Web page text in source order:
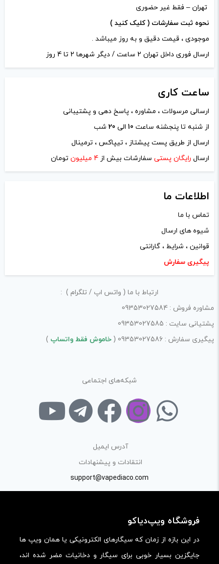
تهران – فقط غیر حضوری
نحوه ثبت سفارشات ( کلیک کنید )
موجودی ، قیمت دقیق و به روز میباشد .
ارسال فوری داخل تهران 2 ساعت / دیگر شهرها 2 تا 4 روز
ساعت کاری
ارسالی مرسولات ، مشاوره ، پاسخ دهی و پشتیبانی
از شنبه تا پنجشنه ساعت 10 الی 20 شب
ارسال از طریق پست پیشتاز ، تیپاکس ، ترمینال
ارسال رایگان پستی سفارشات بیش از 4 میلیون تومان
اطلاعات ما
تماس با ما
شیوه های ارسال
قوانین ، شرایط ، گارانتی
پیگیری سفارش
ارتباط با ما ( واتس اپ / تلگرام ) :
مشاوره فروش : 09353027584
پشتیانی سایت : 09353027585
پیگیری سفارش : 09353027586 (
خاموش فقط واتساپ )
شبکه‌های اجتماعی
آدرس ایمیل
انتقادات و پیشنهادات
support@vapediaco.com
فروشگاه ویپ‌دیاکو
در این بازه از زمان که سیگارهای الکترونیکی یا همان ویپ ها
جایگزین بسیار خوبی برای سیگار و دخانیات مضر شده اند،